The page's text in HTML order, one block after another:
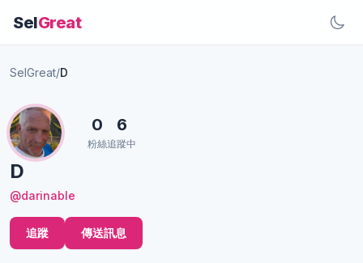
SelGreat
SelGreat/D
D
@darinable
0
粉絲
6
追蹤中
追蹤 傳送訊息